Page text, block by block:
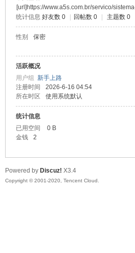
[url]https://www.a5s.com.br/servico/
统计信息 好友数 0 回帖数 0 主题数 0
性别 保密
活跃概况
用户组 新手上路
注册时间
2026-6-16 04:54
所在时区
使用系统默认
统计信息
已用空间
0 B
金钱
2
Powered by Discuz! X3.4
Copyright © 2001-2020, Tencent Cloud.